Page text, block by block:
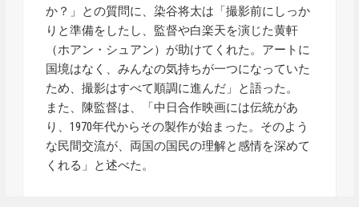
か？」との質問に、染谷将太は「撮影前にしっか
りと準備をしたし、監督や白楽天を演じた黄軒
（ホアン・シュアン）が助けてくれた。アートに
国境はなく、みんなの気持ちが一つになっていた
ため、撮影はすべて順調に進んだ」と語った。
また、陳監督は、「中日合作映画には伝統があ
り、1970年代からその製作が始まった。そのよう
な民間交流が、両国の国民の理解と感情を深めて
くれる」と述べた。